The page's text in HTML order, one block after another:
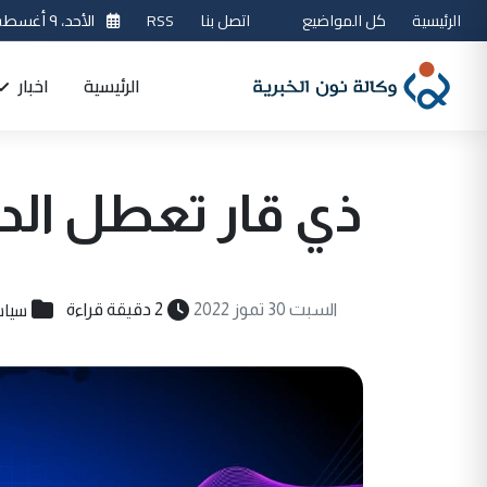
الرئيسية كل المواضيع اتصل بنا RSS الأحد، ٩ أغسطس 2026
الرئيسية اخبار
ذي قار تعطل
السبت 30 تموز 2022 2 دقيقة قراءة